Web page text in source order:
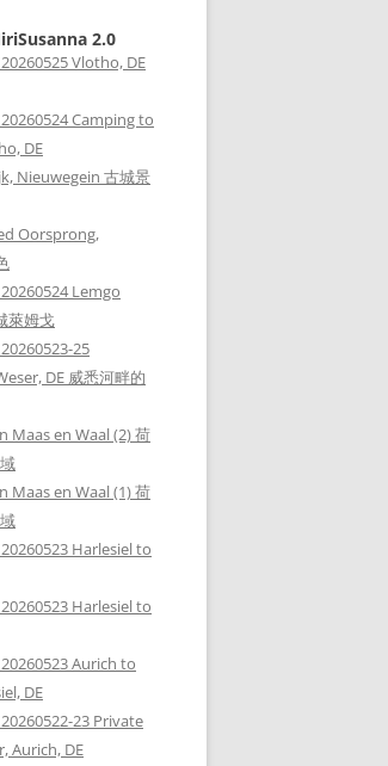
2.0
Vlotho, DE
Camping to
DE
Nieuwegein 古城景
Oorsprong,
Lemgo
萊姆戈
25
DE 威悉河畔的
Maas en Waal (2) 荷
Maas en Waal (1) 荷
Harlesiel to
Harlesiel to
Aurich to
DE
23 Private
Aurich, DE